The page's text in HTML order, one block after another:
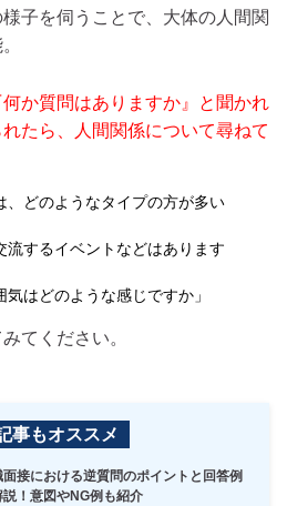
子を伺うことで、大体の人間関
か質問はありますか』と聞かれ
たら、人間関係について尋ねて
、どのようなタイプの方が多い
流するイベントなどはあります
気はどのような感じですか」
てください。
事もオススメ
面接における逆質問のポイントと回答例
説！意図やNG例も紹介